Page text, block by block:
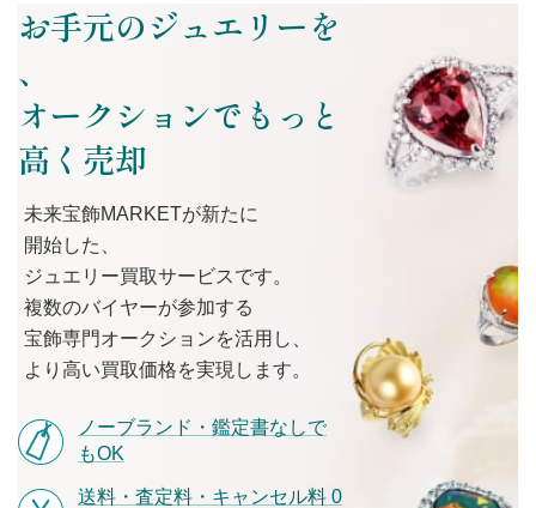
お手元のジュエリーを
、
オークションでもっと
高く売却
未来宝飾MARKETが新たに
開始した、
ジュエリー買取サービスです。
複数のバイヤーが参加する
宝飾専門オークションを活用し、
より 高い買取価格を実現します。
ノーブランド・鑑定書なしで
もOK
送料・査定料・キャンセル料 0